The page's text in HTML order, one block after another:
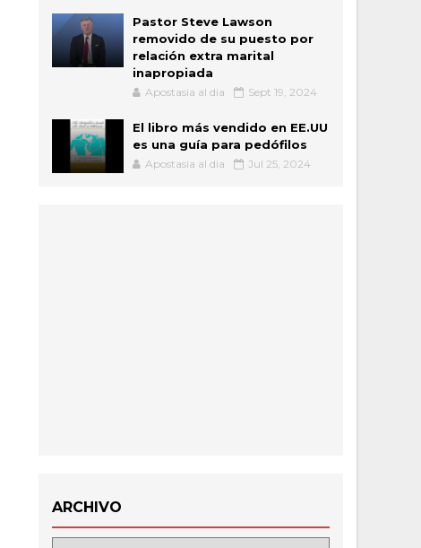
Pastor Steve Lawson
removido de su puesto por
relación extra marital
inapropiada
Apostasia al dia Sept 19, 2024
El libro más vendido en EE.UU
es una guía para pedófilos
Apostasia al dia Jul 25, 2024
ARCHIVO